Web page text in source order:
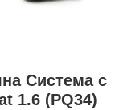
Система с
1.6 (PQ34)